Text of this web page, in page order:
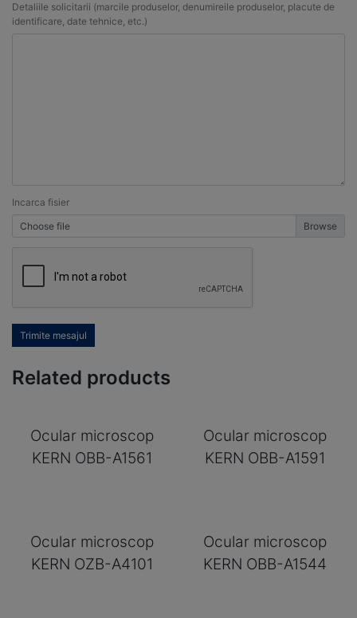
Detaliile solicitarii (marcile produselor, denumireile produselor, placute de
identificare, date tehnice, etc.)
Incarca fisier
Choose file
Trimite mesajul
Related products
Ocular microscop
KERN OBB-A1561
Ocular microscop
KERN OBB-A1591
Ocular microscop
KERN OZB-A4101
Ocular microscop
KERN OBB-A1544